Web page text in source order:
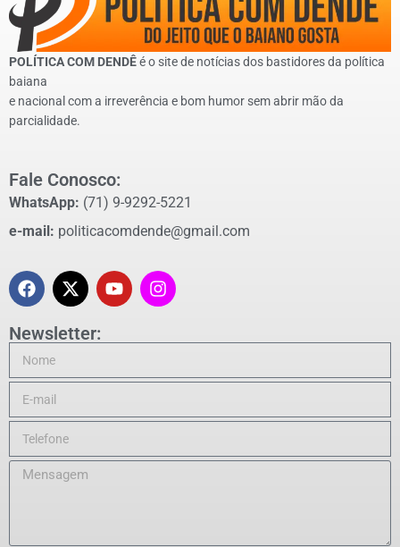
POLÍTICA COM DENDÊé o site de notícias dos bastidores da política
baiana
e nacional com a irreverência e bom humor sem abrir mão da
parcialidade.
Fale Conosco:
WhatsApp: (71) 9-9292-5221
e-mail: politicacomdende@gmail.com
Newsletter: